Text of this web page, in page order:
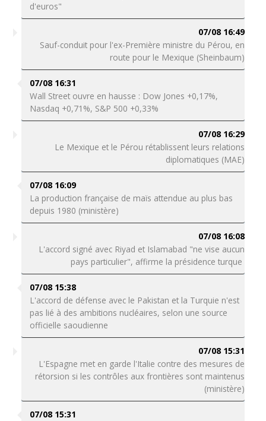
d'euros"
07/08 16:49
Sauf-conduit pour l'ex-Première ministre du Pérou, en
route pour le Mexique (Sheinbaum)
07/08 16:31
Wall Street ouvre en hausse : Dow Jones +0,17%,
Nasdaq +0,71%, S&P 500 +0,33%
07/08 16:29
Le Mexique et le Pérou rétablissent leurs relations
diplomatiques (MAE)
07/08 16:09
La production française de maïs attendue au plus bas
depuis 1980 (ministère)
07/08 16:08
L'accord signé avec Riyad et Islamabad "ne vise aucun
pays particulier", affirme la présidence turque
07/08 15:38
L'accord de défense avec le Pakistan et la Turquie n'est
pas lié à des ambitions nucléaires, selon une source
officielle saoudienne
07/08 15:31
L'Espagne met en garde l'Italie contre des mesures de
rétorsion si les contrôles aux frontières sont maintenus
(ministère)
07/08 15:31